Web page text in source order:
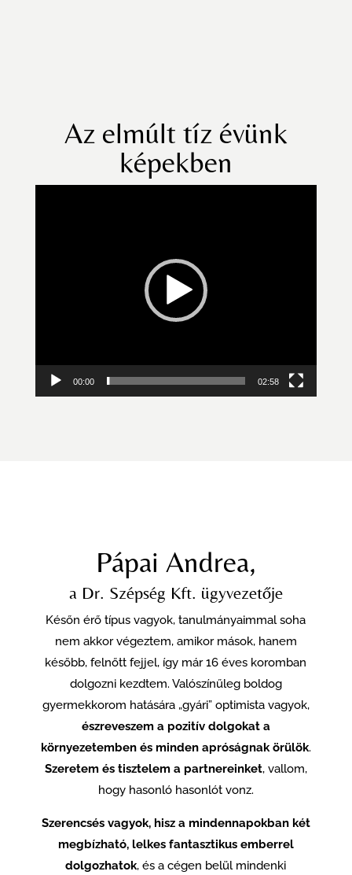
Az elmúlt tíz évünk
képekben
00:00 02:58
Pápai Andrea,
a Dr. Szépség Kft. ügyvezetője
Későn érő típus vagyok, tanulmányaimmal soha
nem akkor végeztem, amikor mások, hanem
később, felnőtt fejjel, így már 16 éves koromban
dolgozni kezdtem. Valószínűleg boldog
gyermekkorom hatására „gyári” optimista vagyok,
észreveszem a pozitív dolgokat a
környezetemben és minden apróságnak örülök.
Szeretem és tisztelem a partnereinket, vallom,
hogy hasonló hasonlót vonz.
Szerencsés vagyok, hisz a mindennapokban két
megbízható, lelkes fantasztikus emberrel
dolgozhatok, és a cégen belül mindenki